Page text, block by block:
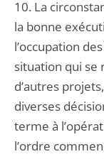
10. La
la bonne
l’occupation
situation qui se
d’autres
diverses
terme à
l’ordre